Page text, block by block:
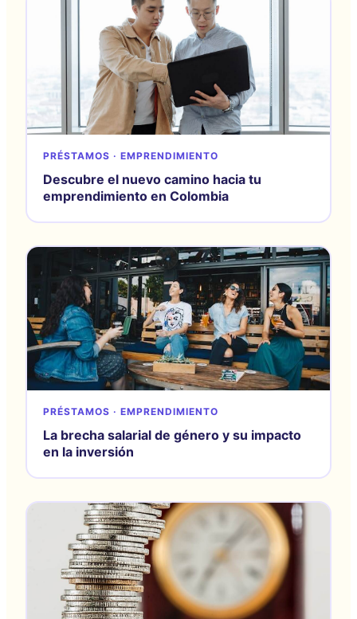
PRÉSTAMOS · EMPRENDIMIENTO
Descubre el nuevo camino hacia tu
emprendimiento en Colombia
PRÉSTAMOS · EMPRENDIMIENTO
La brecha salarial de género y su impacto
en la inversión